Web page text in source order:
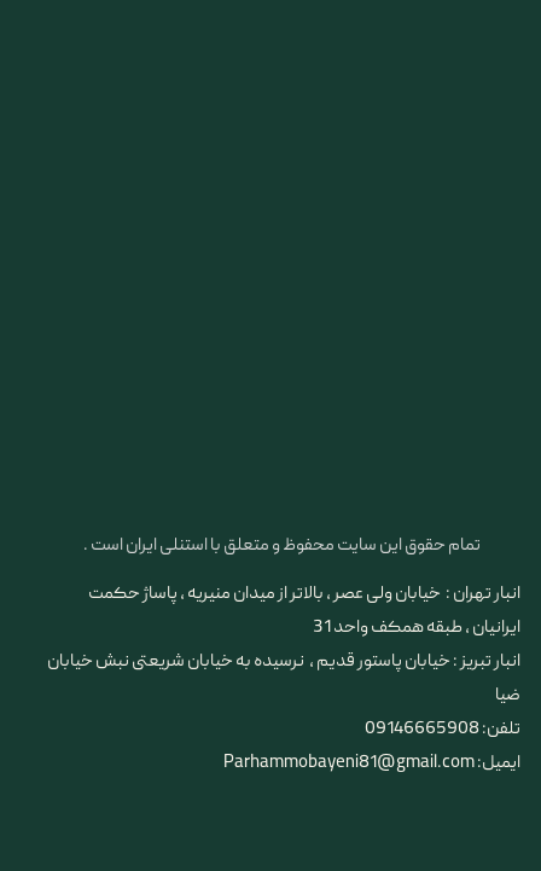
تمام حقوق این سایت محفوظ و متعلق با استنلی ایران است .
انبار تهران : خیابان ولی عصر ، بالاتر از میدان منیریه ، پاساژ حکمت
ایرانیان ، طبقه همکف واحد 31
​​​​​​​انبار تبریز : خیابان پاستور قدیم ، نرسیده به خیابان شریعتی نبش خیابان
ضیا
تلفن: 09146665908
ایمیل: Parhammobayeni81@gmail.com